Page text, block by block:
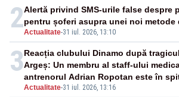
2Actualitate-31 iul. 2026, 13:10
Alertă privind SMS-urile false despre
pentru șoferi asupra unei noi metode
3
Actualitate-31 iul. 2026, 13:16
Reacția clubului Dinamo după
Argeș: Un membru al staff-ului
antrenorul Adrian Ropotan este în